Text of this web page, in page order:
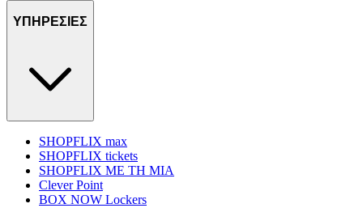
ΥΠΗΡΕΣΙΕΣ
SHOPFLIX max
SHOPFLIX tickets
SHOPFLIX ΜΕ ΤΗ ΜΙΑ
Clever Point
BOX NOW Lockers